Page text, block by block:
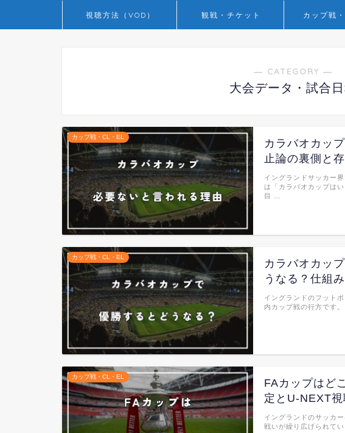
視聴方法（VOD） 観戦・チケット カップ戦
― CATEGORY ―
大会データ・試合
カップ戦・CL・EL
カラバオカッ
止論の裏側と
イングランドサッカー
は「カラバオカップは
目 …
カップ戦・CL・EL
カラバオカッ
うなる？仕組
イングランドのフット
内カップ戦の行方です
カップ戦・CL・EL
FAカップはど
定とU-NEXT視
イングランドのサッカ
戦いが繰り広げられて